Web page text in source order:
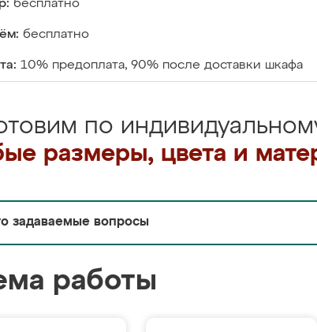
бесплатно
бесплатно
10% предоплата, 90% после доставки шкафа
по
размеры, цвета и
задаваемые вопросы
работы